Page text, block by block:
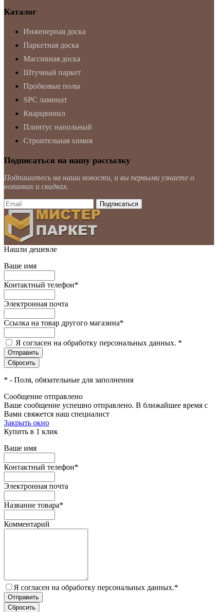
Каталог
Инженерная доска
Паркетная доска
Массивная доска
Штучный паркет
Пробковые полы
SPC ламинат
Кварцвинил
Плинтус напольный
Строительная химия
Подписаться на нашу рассылку
Подпишитесь на наши новости, и вы первыми узнаете о
новинках и скидках.
Нашли дешевле
Ваше имя
Контактный телефон*
Электронная почта
Ссылка на товар другого магазина*
Я согласен на обработку персональных данных. *
* - Поля, обязательные для заполнения
Сообщение отправлено
Ваше сообщение успешно отправлено. В ближайшее время с
Вами свяжется наш специалист
Закрыть окно
Купить в 1 клик
Ваше имя
Контактный телефон*
Электронная почта
Название товара*
Комментарий
Я согласен на обработку персональных данных.*